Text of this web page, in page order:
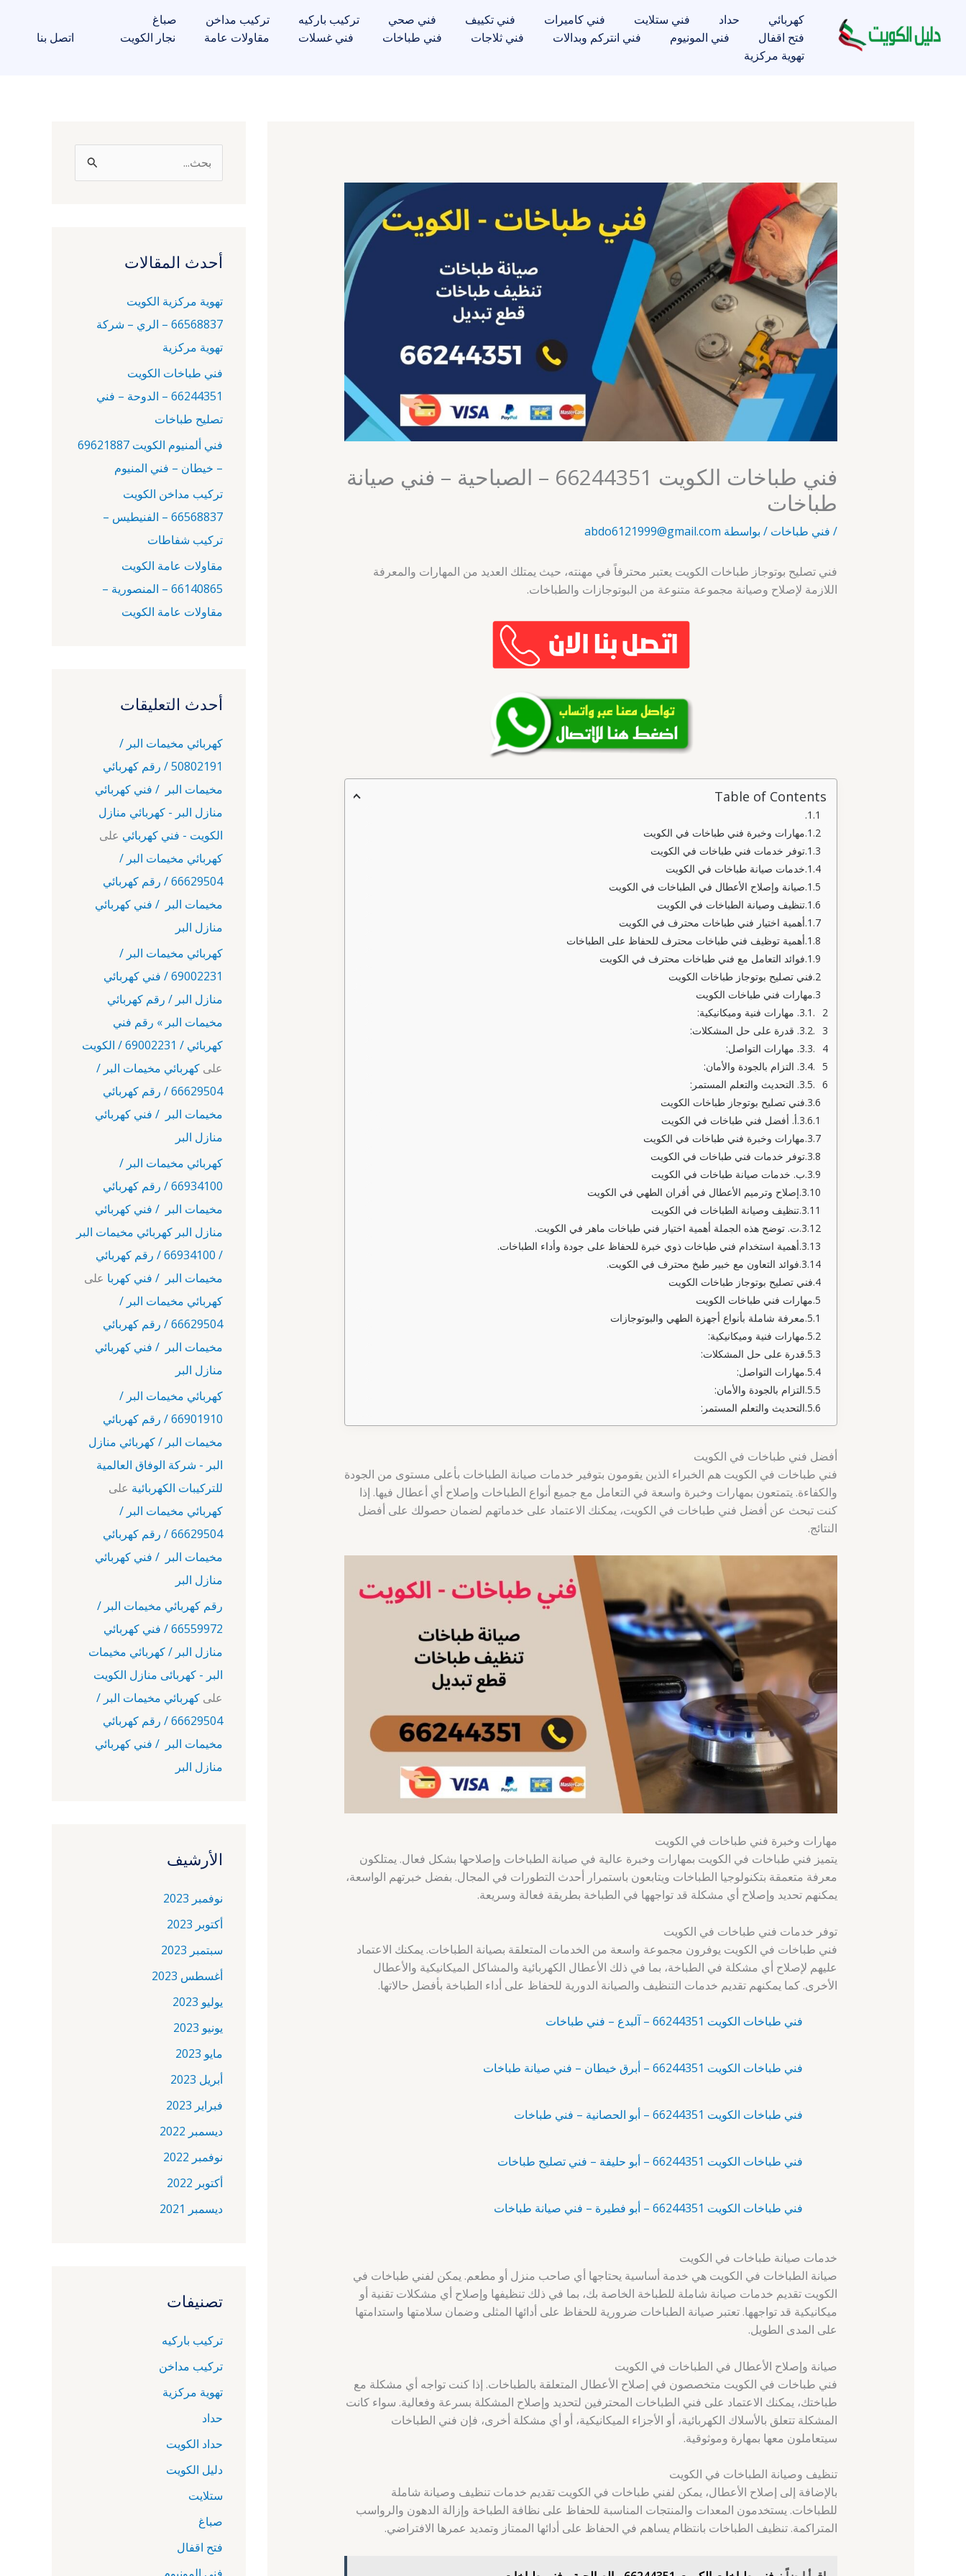
المحتوى
كهربائي حداد فني ستلايت فني كاميرات فني تكييف فني صحي تركيب باركيه تركيب مداخن
صباغ
فتح اقفال
فني المونيوم فني انتركم وبدالات فني ثلاجات فني طباخات فني غسلات مقاولات عامة
نجار الكويت
تهوية مركزية
اتصل بنا
فني طباخات الكويت 66244351 – الصباحية – فني صيانة
طباخات
/ فني طباخات / بواسطة abdo6121999@gmail.com
فني تصليح بوتوجاز طباخات الكويت يعتبر محترفاً في مهنته، حيث يمتلك العديد من المهارات والمعرفة
اللازمة لإصلاح وصيانة مجموعة متنوعة من البوتوجازات والطباخات.
Table of Contents
مهارات وخبرة فني طباخات في الكويت
توفر خدمات فني طباخات في الكويت
خدمات صيانة طباخات في الكويت
صيانة وإصلاح الأعطال في الطباخات في الكويت
تنظيف وصيانة الطباخات في الكويت
أهمية اختيار فني طباخات محترف في الكويت
أهمية توظيف فني طباخات محترف للحفاظ على الطباخات
فوائد التعامل مع فني طباخات محترف في الكويت
فني تصليح بوتوجاز طباخات الكويت
مهارات فني طباخات الكويت
2. مهارات فنية وميكانيكية:
3. قدرة على حل المشكلات:
4. مهارات التواصل:
5. التزام بالجودة والأمان:
6. التحديث والتعلم المستمر:
فني تصليح بوتوجاز طباخات الكويت
أ. أفضل فني طباخات في الكويت
مهارات وخبرة فني طباخات في الكويت
توفر خدمات فني طباخات في الكويت
ب. خدمات صيانة طباخات في الكويت
إصلاح وترميم الأعطال في أفران الطهي في الكويت
تنظيف وصيانة الطباخات في الكويت
ت. توضح هذه الجملة أهمية اختيار فني طباخات ماهر في الكويت.
أهمية استخدام فني طباخات ذوي خبرة للحفاظ على جودة وأداء الطباخات.
فوائد التعاون مع خبير طبخ محترف في الكويت.
فني تصليح بوتوجاز طباخات الكويت
مهارات فني طباخات الكويت
معرفة شاملة بأنواع أجهزة الطهي والبوتوجازات
مهارات فنية وميكانيكية:
قدرة على حل المشكلات:
مهارات التواصل:
التزام بالجودة والأمان:
التحديث والتعلم المستمر:
أفضل فني طباخات في الكويت
فني طباخات في الكويت هم الخبراء الذين يقومون بتوفير خدمات صيانة الطباخات بأعلى مستوى من الجودة
والكفاءة. يتمتعون بمهارات وخبرة واسعة في التعامل مع جميع أنواع الطباخات وإصلاح أي أعطال فيها. إذا
كنت تبحث عن أفضل فني طباخات في الكويت، يمكنك الاعتماد على خدماتهم لضمان حصولك على أفضل
النتائج.
مهارات وخبرة فني طباخات في الكويت
يتميز فني طباخات في الكويت بمهارات وخبرة عالية في صيانة الطباخات وإصلاحها بشكل فعال. يمتلكون
معرفة متعمقة بتكنولوجيا الطباخات ويتابعون باستمرار أحدث التطورات في المجال. بفضل خبرتهم الواسعة،
يمكنهم تحديد وإصلاح أي مشكلة قد تواجهها في الطباخة بطريقة فعالة وسريعة.
توفر خدمات فني طباخات في الكويت
فني طباخات في الكويت يوفرون مجموعة واسعة من الخدمات المتعلقة بصيانة الطباخات. يمكنك الاعتماد
عليهم لإصلاح أي مشكلة في الطباخة، بما في ذلك الأعطال الكهربائية والمشاكل الميكانيكية والأعطال
الأخرى. كما يمكنهم تقديم خدمات التنظيف والصيانة الدورية للحفاظ على أداء الطباخة بأفضل حالاتها.
فني طباخات الكويت 66244351 – آلبدع – فني طباخات
فني طباخات الكويت 66244351 – أبرق خيطان – فني صيانة طباخات
فني طباخات الكويت 66244351 – أبو الحصانية – فني طباخات
فني طباخات الكويت 66244351 – أبو حليفة – فني تصليح طباخات
فني طباخات الكويت 66244351 – أبو فطيرة – فني صيانة طباخات
خدمات صيانة طباخات في الكويت
صيانة الطباخات في الكويت هي خدمة أساسية يحتاجها أي صاحب منزل أو مطعم. يمكن لفني طباخات في
الكويت تقديم خدمات صيانة شاملة للطباخة الخاصة بك، بما في ذلك تنظيفها وإصلاح أي مشكلات تقنية أو
ميكانيكية قد تواجهها. تعتبر صيانة الطباخات ضرورية للحفاظ على أدائها المثلى وضمان سلامتها واستدامتها
على المدى الطويل.
صيانة وإصلاح الأعطال في الطباخات في الكويت
فني طباخات في الكويت متخصصون في إصلاح الأعطال المتعلقة بالطباخات. إذا كنت تواجه أي مشكلة مع
طباختك، يمكنك الاعتماد على فني الطباخات المحترفين لتحديد وإصلاح المشكلة بسرعة وفعالية. سواء كانت
المشكلة تتعلق بالأسلاك الكهربائية، أو الأجزاء الميكانيكية، أو أي مشكلة أخرى، فإن فني الطباخات
سيتعاملون معها بمهارة وموثوقية.
تنظيف وصيانة الطباخات في الكويت
بالإضافة إلى إصلاح الأعطال، يمكن لفني طباخات في الكويت تقديم خدمات تنظيف وصيانة شاملة
للطباخات. يستخدمون المعدات والمنتجات المناسبة للحفاظ على نظافة الطباخة وإزالة الدهون والرواسب
المتراكمة. تنظيف الطباخات بانتظام يساهم في الحفاظ على أدائها الممتاز وتمديد عمرها الافتراضي.
ث
ن
:
أحدث المقالات
تهوية مركزية الكويت
66568837 – الري – شركة
تهوية مركزية
فني طباخات الكويت
66244351 – الدوحة – فني
تصليح طباخات
فني ألمنيوم الكويت 69621887
– خيطان – فني المنيوم
تركيب مداخن الكويت
66568837 – الفنيطيس –
تركيب شفاطات
مقاولات عامة الكويت
66140865 – المنصورية –
مقاولات عامة الكويت
أحدث التعليقات
كهربائي مخيمات البر /
50802191 / رقم كهربائي
مخيمات البر / فني كهربائي
منازل البر - كهربائي منازل
الكويت - فني كهربائي على
كهربائي مخيمات البر /
66629504 / رقم كهربائي
مخيمات البر / فني كهربائي
منازل البر
كهربائي مخيمات البر /
69002231 / فني كهربائي
منازل البر / رقم كهربائي
مخيمات البر » رقم فني
كهربائي / 69002231 / الكويت
على كهربائي مخيمات البر /
66629504 / رقم كهربائي
مخيمات البر / فني كهربائي
منازل البر
كهربائي مخيمات البر /
66934100 / رقم كهربائي
مخيمات البر / فني كهربائي
منازل البر كهربائي مخيمات البر
/ 66934100 / رقم كهربائي
مخيمات البر / فني كهربا على
كهربائي مخيمات البر /
66629504 / رقم كهربائي
مخيمات البر / فني كهربائي
منازل البر
كهربائي مخيمات البر /
66901910 / رقم كهربائي
مخيمات البر / كهربائي منازل
البر - شركة الوفاق العالمية
للتركيبات الكهربائية على
كهربائي مخيمات البر /
66629504 / رقم كهربائي
مخيمات البر / فني كهربائي
منازل البر
رقم كهربائي مخيمات البر /
66559972 / فني كهربائي
منازل البر / كهربائي مخيمات
البر - كهربائى منازل الكويت
على كهربائي مخيمات البر /
66629504 / رقم كهربائي
مخيمات البر / فني كهربائي
منازل البر
الأرشيف
نوفمبر 2023
أكتوبر 2023
سبتمبر 2023
أغسطس 2023
يوليو 2023
يونيو 2023
مايو 2023
أبريل 2023
فبراير 2023
ديسمبر 2022
نوفمبر 2022
أكتوبر 2022
ديسمبر 2021
تصنيفات
تركيب باركيه
تركيب مداخن
تهوية مركزية
حداد
حداد الكويت
دليل الكويت
ستلايت
صباغ
فتح اقفال